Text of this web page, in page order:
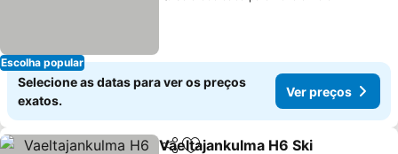
Escolha popular
Selecione as datas para ver os preços
exatos.
Ver preços
Vaeltajankulma H6 Ski